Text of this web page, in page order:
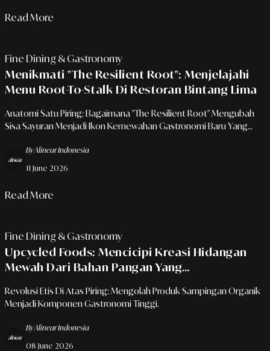
Read More
Fine Dining & Gastronomy
Menikmati "The Resilient Root": Menjelajahi
Menu Root-To-Stalk Di Restoran Bintang Lima
Anatomi Satu Piring: Bagaimana "The Resilient Root" Mengubah
Sisa Sayuran Menjadi Ikon Kemewahan Gastronomi Baru Yang
By Alinear Indonesia
11 June 2026
Read More
Fine Dining & Gastronomy
Upcycled Foods: Mencicipi Kreasi Hidangan
Mewah Dari Bahan Pangan Yang
Revolusi Etis Di Atas Piring: Mengolah Produk Sampingan Organik
Menjadi Komponen Gastronomi Tinggi.
By Alinear Indonesia
08 June 2026